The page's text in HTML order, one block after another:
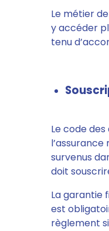
Le métier
y accéder
tenu
Le code
survenus
doit
La garantie
est
règlement